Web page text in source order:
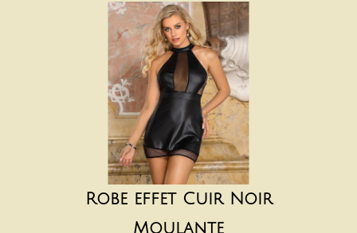
Robe effet Cuir Noir
Moulante